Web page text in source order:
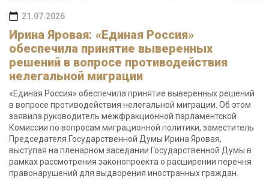
21.07.2026
Ирина Яровая: «Единая Россия»
обеспечила принятие выверенных
решений в вопросе противодействия
нелегальной миграции
«Единая Россия» обеспечила принятие выверенных решений
в вопросе противодействия нелегальной миграции. Об этом
заявила руководитель межфракционной парламентской
Комиссии по вопросам миграционной политики, заместитель
Председателя Государственной Думы Ирина Яровая,
выступая на пленарном заседании Государственной Думы в
рамках рассмотрения законопроекта о расширении перечня
правонарушений для выдворения иностранных граждан.